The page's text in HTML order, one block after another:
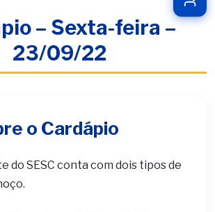
– Sexta-feira –
23/09/22
o Cardápio
do SESC conta com dois tipos de